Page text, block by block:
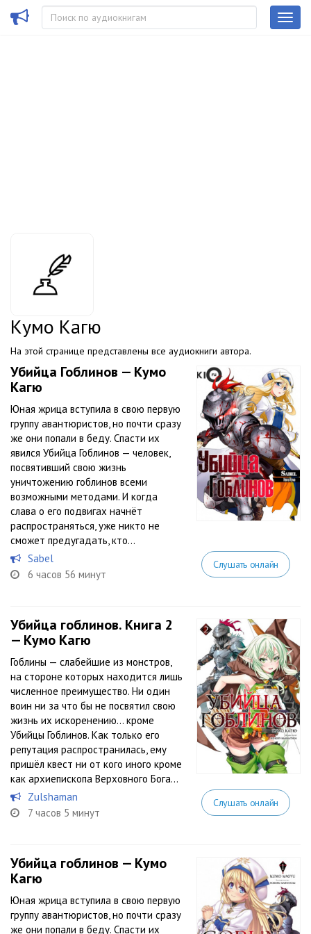
Кумо Кагю
На этой странице представлены все аудиокниги автора.
Убийца Гоблинов — Кумо
Кагю
Юная жрица вступила в свою первую
группу авантюристов, но почти сразу
же они попали в беду. Спасти их
явился Убийца Гоблинов — человек,
посвятивший свою жизнь
уничтожению гоблинов всеми
возможными методами. И когда
слава о его подвигах начнёт
распространяться, уже никто не
сможет предугадать, кто...
Sabel
6 часов 56 минут
Слушать онлайн
Убийца гоблинов. Книга 2
— Кумо Кагю
Гоблины — слабейшие из монстров,
на стороне которых находится лишь
численное преимущество. Ни один
воин ни за что бы не посвятил свою
жизнь их искоренению… кроме
Убийцы Гоблинов. Как только его
репутация распространилась, ему
пришёл квест ни от кого иного кроме
как архиепископа Верховного Бога...
Zulshaman
7 часов 5 минут
Слушать онлайн
Убийца гоблинов — Кумо
Кагю
Юная жрица вступила в свою первую
группу авантюристов, но почти сразу
же они попали в беду. Спасти их